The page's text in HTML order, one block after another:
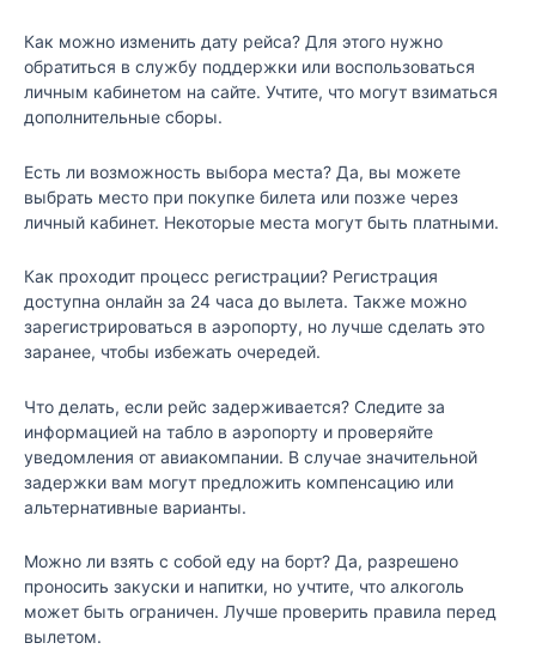
Как можно изменить дату рейса? Для этого нужно
обратиться в службу поддержки или воспользоваться
личным кабинетом на сайте. Учтите, что могут взиматься
дополнительные сборы.
Есть ли возможность выбора места? Да, вы можете
выбрать место при покупке билета или позже через
личный кабинет. Некоторые места могут быть платными.
Как проходит процесс регистрации? Регистрация
доступна онлайн за 24 часа до вылета. Также можно
зарегистрироваться в аэропорту, но лучше сделать это
заранее, чтобы избежать очередей.
Что делать, если рейс задерживается? Следите за
информацией на табло в аэропорту и проверяйте
уведомления от авиакомпании. В случае значительной
задержки вам могут предложить компенсацию или
альтернативные варианты.
Можно ли взять с собой еду на борт? Да, разрешено
проносить закуски и напитки, но учтите, что алкоголь
может быть ограничен. Лучше проверить правила перед
вылетом.